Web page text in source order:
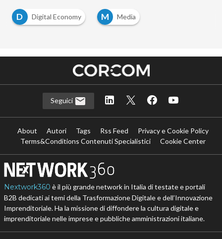
D
Digital Economy M Media
Seguici
About Autori Tags Rss Feed
Privacy e Cookie Policy
Terms&Conditions Contenuti Specialistici
Cookie Center
Nextwork360 è il più grande network in Italia di testate e portali
B2B dedicati ai temi della Trasformazione Digitale e dell’Innovazione
Imprenditoriale. Ha la missione di diffondere la cultura digitale e
imprenditoriale nelle imprese e pubbliche amministrazioni italiane.